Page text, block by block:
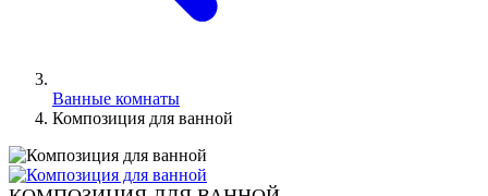
Ванные комнаты
Композиция для ванной